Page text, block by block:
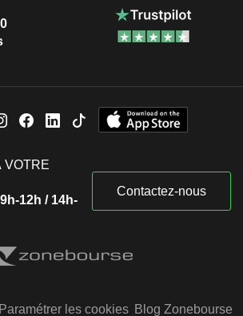
VOTRE
12h / 14h-
Contactez-nous
Paramétrer les cookies Blog Zonebourse